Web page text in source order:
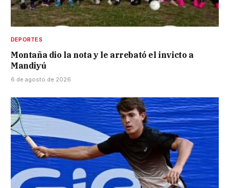
DEPORTES
Montaña dio la nota y le arrebató el invicto a
Mandiyú
6 de agosto de 2026